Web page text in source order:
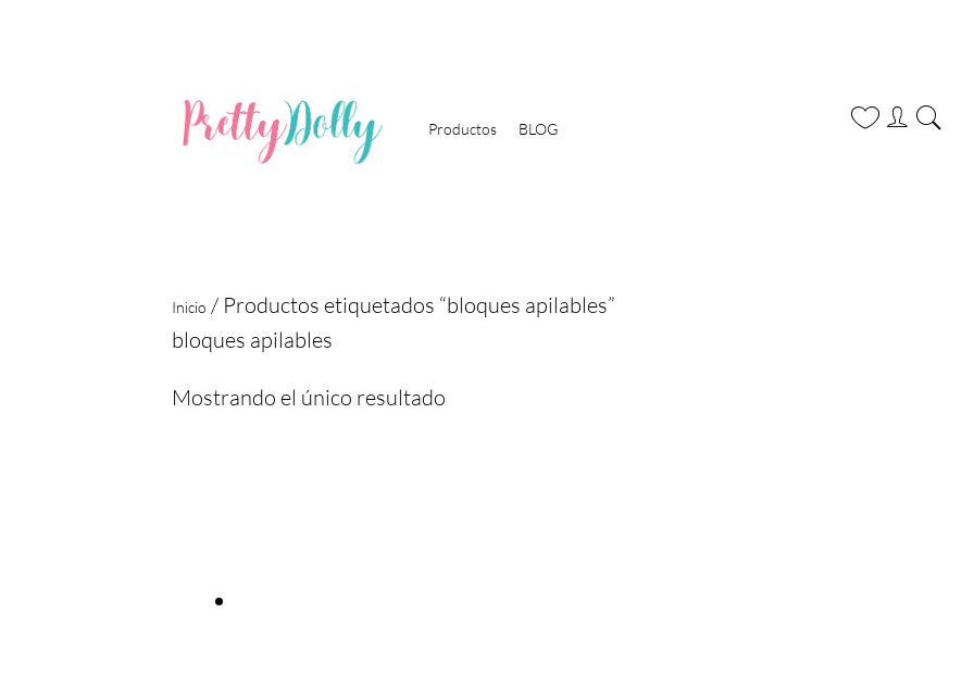
Productos BLOG
Inicio / Productos etiquetados “bloques apilables”
bloques apilables
Mostrando el único resultado